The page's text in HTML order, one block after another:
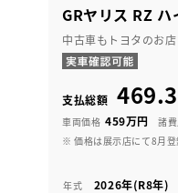
GRヤリス RZ
中古車もトヨタのお
支払総額 469.3
車両価格 459万円 諸
※ 価格は展示店にて8月登
年式 2026年(R8年)